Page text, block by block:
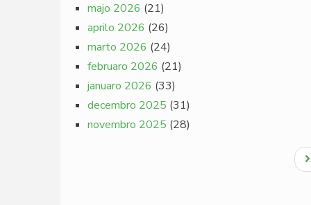
majo 2026 (21)
aprilo 2026 (26)
marto 2026 (24)
februaro 2026 (21)
januaro 2026 (33)
decembro 2025 (31)
novembro 2025 (28)